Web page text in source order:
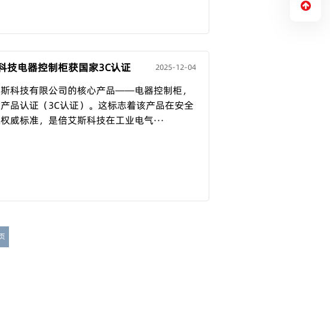
技电器控制柜获国家3C认证 2025-12-04
科技有限公司的核心产品——电器控制柜，
品认证（3C认证）。这标志着该产品在安全
威标准，是倍艾斯科技在工业电气···